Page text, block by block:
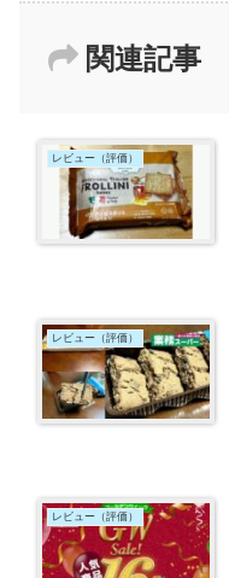
関連記事
レビュー（評価）
レビュー（評価）
レビュー（評価）